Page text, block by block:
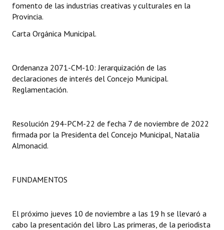
Actas de Sesión
Informes de Unidad Coordinadora
Actas de Audiencias Públicas
NORMATIVA
Declaraciones
Resoluciones de Presidencia
Antiguos Pobladores
fomento de las industrias creativas y culturales en la
Provincia.
Carta Orgánica Municipal.
Ordenanza 2071-CM-10: Jerarquización de las
declaraciones de interés del Concejo Municipal.
Reglamentación.
Resolución 294-PCM-22 de fecha 7 de noviembre de 2022
firmada por la Presidenta del Concejo Municipal, Natalia
Almonacid.
FUNDAMENTOS
El próximo jueves 10 de noviembre a las 19 h se llevaró a
cabo la presentación del libro Las primeras, de la periodista